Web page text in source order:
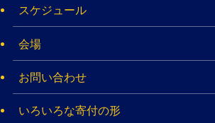
スケジュール
会場
お問い合わせ
いろいろな寄付の形